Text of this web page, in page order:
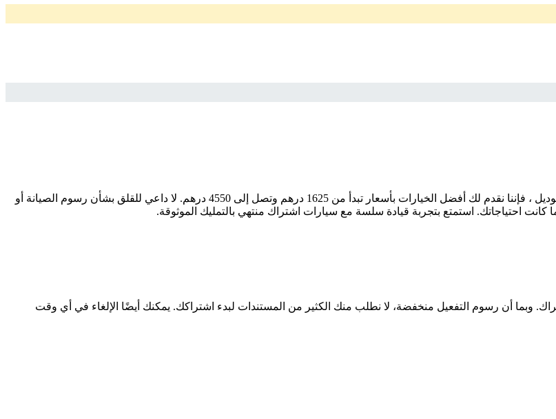
ابحث عن سيارتك المثالية بسهولة وثقة مع سيارات المستعملة. إذا كنت تبحث عن موديل ، فإننا نقدم لك أفضل الخيارات بأسعار تبدأ من 1625 درهم وتصل إلى 4550 درهم. لا داعي للقلق بشأن رسوم الصيانة أو
احتياجاتك. استمتع بتجربة قيادة سلسة مع سيارات اشتراك منتهي بالتمليك الموثوقة.
وبما أن رسوم التفعيل منخفضة، لا نطلب منك الكثير من المستندات لبدء اشتراكك. يمكنك أيضًا الإلغاء في أي وقت